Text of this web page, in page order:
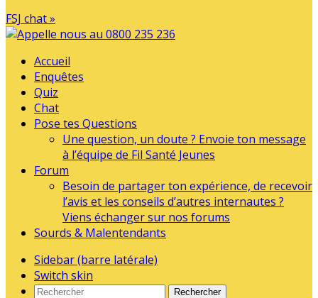
FSJ chat »
Accueil
Enquêtes
Quiz
Chat
Pose tes Questions
Une question, un doute ? Envoie ton message
à l’équipe de Fil Santé Jeunes
Forum
Besoin de partager ton expérience, de recevoir
l’avis et les conseils d’autres internautes ?
Viens échanger sur nos forums
Sourds & Malentendants
Sidebar (barre latérale)
Switch skin
Rechercher